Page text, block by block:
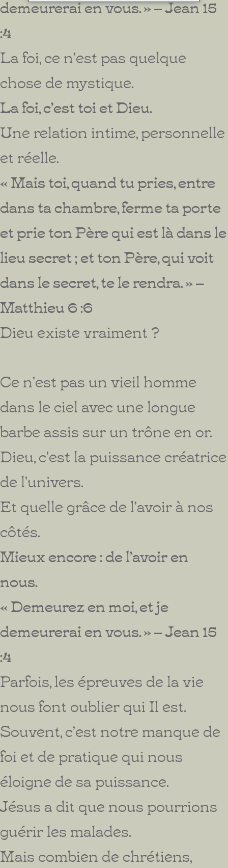
demeurerai en vous. » – Jean 15
:4
La foi, ce n’est pas quelque
chose de mystique.
La foi, c’est toi et Dieu.
Une relation intime, personnelle
et réelle.
« Mais toi, quand tu pries, entre
dans ta chambre, ferme ta porte
et prie ton Père qui est là dans le
lieu secret ; et ton Père, qui voit
dans le secret, te le rendra. » –
Matthieu 6 :6
Dieu existe vraiment ?
Ce n’est pas un vieil homme
dans le ciel avec une longue
barbe assis sur un trône en or.
Dieu, c’est la puissance créatrice
de l’univers.
Et quelle grâce de l’avoir à nos
côtés.
Mieux encore : de l’avoir en
nous.
« Demeurez en moi, et je
demeurerai en vous. » – Jean 15
:4
Parfois, les épreuves de la vie
nous font oublier qui Il est.
Souvent, c’est notre manque de
foi et de pratique qui nous
éloigne de sa puissance.
Jésus a dit que nous pourrions
guérir les malades.
Mais combien de chrétiens,